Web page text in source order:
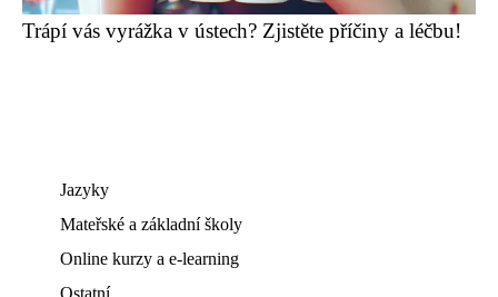
Trápí vás vyrážka v ústech? Zjistěte příčiny a léčbu!
Jazyky
Mateřské a základní školy
Online kurzy a e-learning
Ostatní